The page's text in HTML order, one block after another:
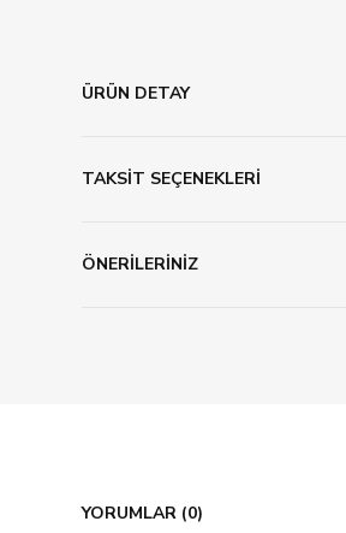
ÜRÜN DETAY
TAKSİT SEÇENEKLERİ
ÖNERİLERİNİZ
YORUMLAR (0)